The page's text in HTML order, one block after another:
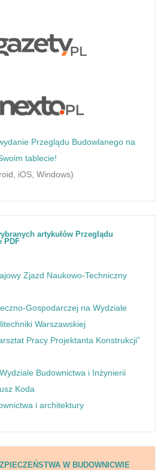
Przeglądu Budowlanego na
tablecie!
iOS, Windows)
artykułów Przeglądu
PDF
Zjazd Naukowo-Techniczny
Gospodarczej na Wydziale
Warszawskiej
Pracy Projektanta Konstrukcji”
Budownictwa i Inżynierii
Koda
i architektury
W BUDOWNICWIE